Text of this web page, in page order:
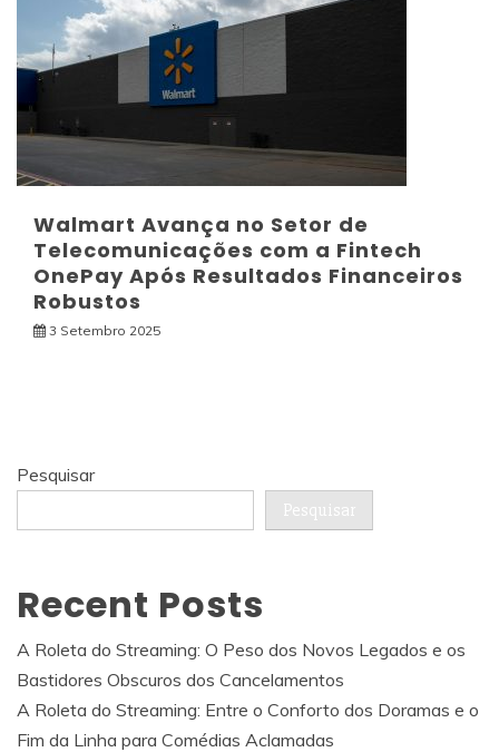
Walmart Avança no Setor de
Telecomunicações com a Fintech
OnePay Após Resultados Financeiros
Robustos
3 Setembro 2025
Pesquisar
Pesquisar
Recent Posts
A Roleta do Streaming: O Peso dos Novos Legados e os
Bastidores Obscuros dos Cancelamentos
A Roleta do Streaming: Entre o Conforto dos Doramas e o
Fim da Linha para Comédias Aclamadas